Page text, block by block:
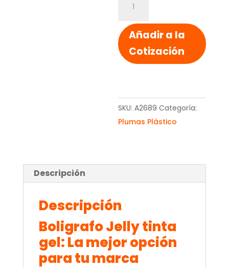
Jelly
tinta
gel
cantidad
Añadir a la
Cotización
SKU:A2689 Categoría:
Plumas Plástico
Descripción
Descripción
Boligrafo Jelly tinta
gel: La mejor opción
para tu marca